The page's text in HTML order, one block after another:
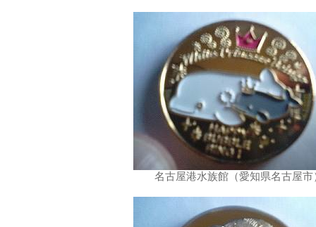
名古屋港水族館（愛知県名古屋市